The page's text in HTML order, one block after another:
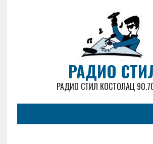
РАДИО
РАДИО СТИЛ КОСТОЛАЦ